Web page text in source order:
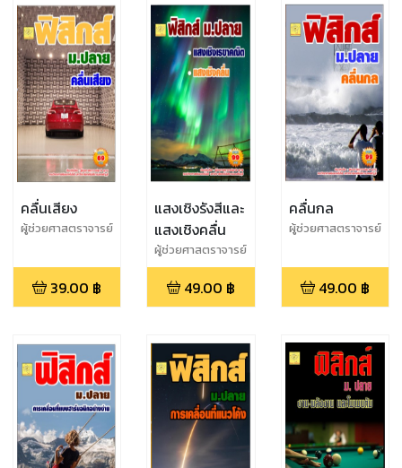
คลื่นเสียง
ผู้ช่วยศาสตราจารย์
39.00 ฿
แสงเชิงรังสีและ
แสงเชิงคลื่น
ผู้ช่วยศาสตราจารย์
สุชาติ สุภาพ
49.00 ฿
คลื่นกล
ผู้ช่วยศาสตราจารย์
49.00 ฿